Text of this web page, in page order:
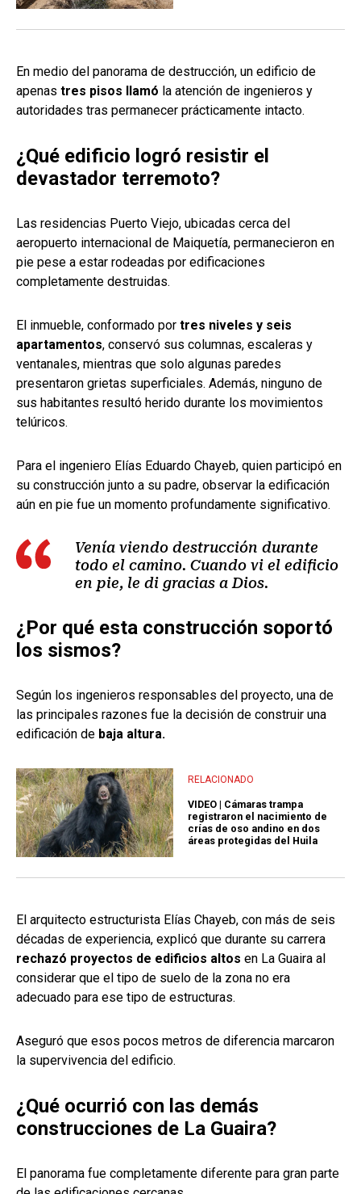
En medio del panorama de destrucción, un edificio de
apenas tres pisos llamó la atención de ingenieros y
autoridades tras permanecer prácticamente intacto.
¿Qué edificio logró resistir el
devastador terremoto?
Las residencias Puerto Viejo, ubicadas cerca del
aeropuerto internacional de Maiquetía, permanecieron en
pie pese a estar rodeadas por edificaciones
completamente destruidas.
El inmueble, conformado por tres niveles y seis
apartamentos, conservó sus columnas, escaleras y
ventanales, mientras que solo algunas paredes
presentaron grietas superficiales. Además, ninguno de
sus habitantes resultó herido durante los movimientos
telúricos.
Para el ingeniero Elías Eduardo Chayeb, quien participó en
su construcción junto a su padre, observar la edificación
aún en pie fue un momento profundamente significativo.
Venía viendo destrucción durante
todo el camino. Cuando vi el edificio
en pie, le di gracias a Dios.
¿Por qué esta construcción soportó
los sismos?
Según los ingenieros responsables del proyecto, una de
las principales razones fue la decisión de construir una
edificación de baja altura.
RELACIONADO
VIDEO | Cámaras trampa
registraron el nacimiento de
crías de oso andino en dos
áreas protegidas del Huila
El arquitecto estructurista Elías Chayeb, con más de seis
décadas de experiencia, explicó que durante su carrera
rechazó proyectos de edificios altos en La Guaira al
considerar que el tipo de suelo de la zona no era
adecuado para ese tipo de estructuras.
Aseguró que esos pocos metros de diferencia marcaron
la supervivencia del edificio.
¿Qué ocurrió con las demás
construcciones de La Guaira?
El panorama fue completamente diferente para gran parte